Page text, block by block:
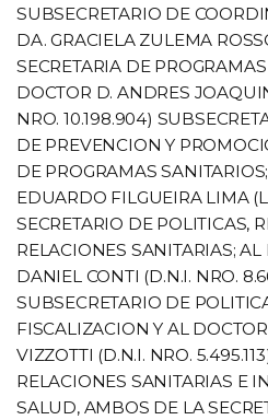
SUBSECRETARIO DE
DA. GRACIELA ZULEMA
SECRETARIA DE
DOCTOR D. ANDRES
NRO. 10.198.904)
DE PREVENCION Y
DE PROGRAMAS
EDUARDO FILGUEIRA LIMA
SECRETARIO DE POLITICAS,
RELACIONES SANITARIAS;
DANIEL CONTI (D.N.I. NRO.
SUBSECRETARIO DE
FISCALIZACION Y AL
VIZZOTTI (D.N.I. NRO.
RELACIONES SANITARIAS E
SALUD, AMBOS DE LA